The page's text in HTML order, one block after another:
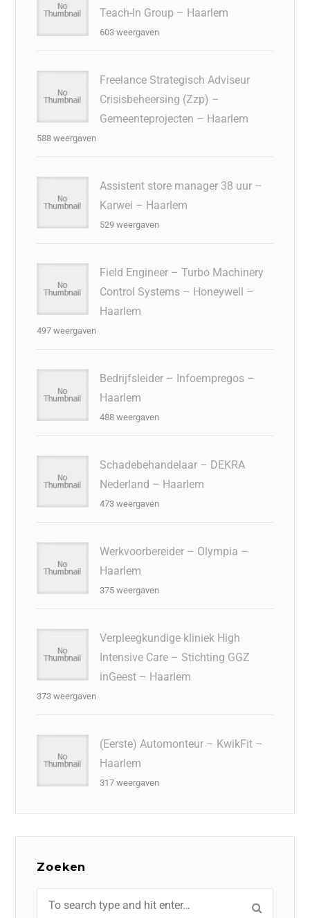
Teach-In Group – Haarlem
603 weergaven
Freelance Strategisch Adviseur
Crisisbeheersing (Zzp) –
Gemeenteprojecten – Haarlem
588 weergaven
Assistent store manager 38 uur –
Karwei – Haarlem
529 weergaven
Field Engineer – Turbo Machinery
Control Systems – Honeywell –
Haarlem
497 weergaven
Bedrijfsleider – Infoempregos –
Haarlem
488 weergaven
Schadebehandelaar – DEKRA
Nederland – Haarlem
473 weergaven
Werkvoorbereider – Olympia –
Haarlem
375 weergaven
Verpleegkundige kliniek High
Intensive Care – Stichting GGZ
inGeest – Haarlem
373 weergaven
(Eerste) Automonteur – KwikFit –
Haarlem
317 weergaven
Zoeken